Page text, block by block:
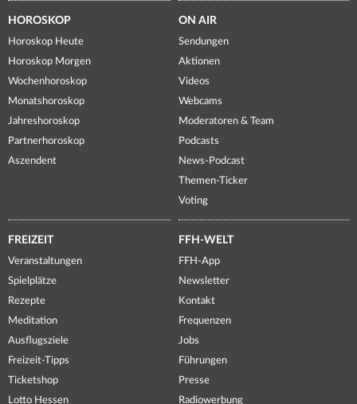
HOROSKOP
Horoskop Heute
Horoskop Morgen
Wochenhoroskop
Monatshoroskop
Jahreshoroskop
Partnerhoroskop
Aszendent
ON AIR
Sendungen
Aktionen
Videos
Webcams
Moderatoren & Team
Podcasts
News-Podcast
Themen-Ticker
Voting
FREIZEIT
Veranstaltungen
Spielplätze
Rezepte
Meditation
Ausflugsziele
Freizeit-Tipps
Ticketshop
Lotto Hessen
FFH-WELT
FFH-App
Newsletter
Kontakt
Frequenzen
Jobs
Führungen
Presse
Radiowerbung